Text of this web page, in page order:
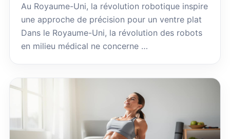
Au Royaume-Uni, la révolution robotique inspire
une approche de précision pour un ventre plat
Dans le Royaume-Uni, la révolution des robots
en milieu médical ne concerne …